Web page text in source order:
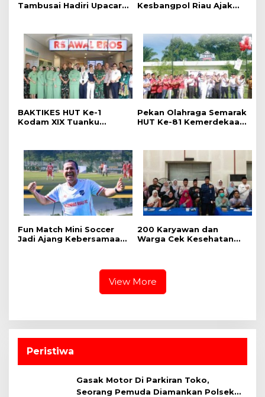
Tambusai Hadiri Upacara
Kesbangpol Riau Ajak
BAKTIKES HUT Ke-1
Kodam XIX Tuanku
Operasi Gratis
Pekan Olahraga Semarak
HUT Ke-81 Kemerdekaan
Pegawai
Fun Match Mini Soccer
Jadi Ajang Kebersamaan
‎200 Karyawan dan
Warga Cek Kesehatan
View More
Peristiwa
Gasak Motor Di Parkiran Toko,
Seorang Pemuda Diamankan Polsek